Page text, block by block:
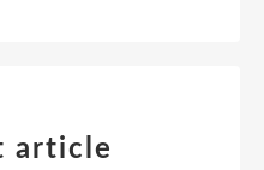
article